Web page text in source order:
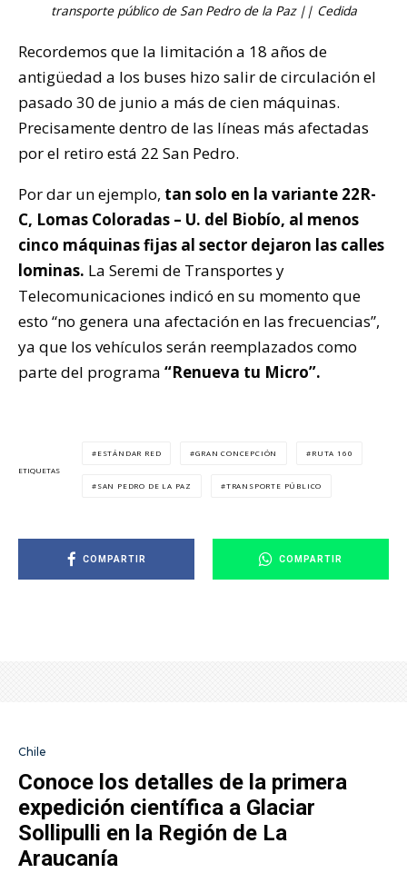
transporte público de San Pedro de la Paz || Cedida
Recordemos que la limitación a 18 años de
antigüedad a los buses hizo salir de circulación el
pasado 30 de junio a más de cien máquinas.
Precisamente dentro de las líneas más afectadas
por el retiro está 22 San Pedro.
Por dar un ejemplo, tan solo en la variante 22R-
C, Lomas Coloradas – U. del Biobío, al menos
cinco máquinas fijas al sector dejaron las calles
lominas. La Seremi de Transportes y
Telecomunicaciones indicó en su momento que
esto “no genera una afectación en las frecuencias”,
ya que los vehículos serán reemplazados como
parte del programa “Renueva tu Micro”.
ETIQUETAS
ESTÁNDAR RED GRAN CONCEPCIÓN RUTA 160
SAN PEDRO DE LA PAZ TRANSPORTE PÚBLICO
COMPARTIR COMPARTIR
Chile
Conoce los detalles de la primera
expedición científica a Glaciar
Sollipulli en la Región de La
Araucanía